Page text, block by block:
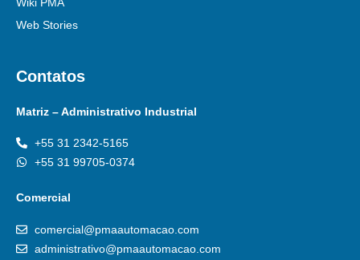
Web Stories
Contatos
Matriz – Administrativo Industrial
+55 31 2342-5165
+55 31 99705-0374
Comercial
comercial@pmaautomacao.com
administrativo@pmaautomacao.com